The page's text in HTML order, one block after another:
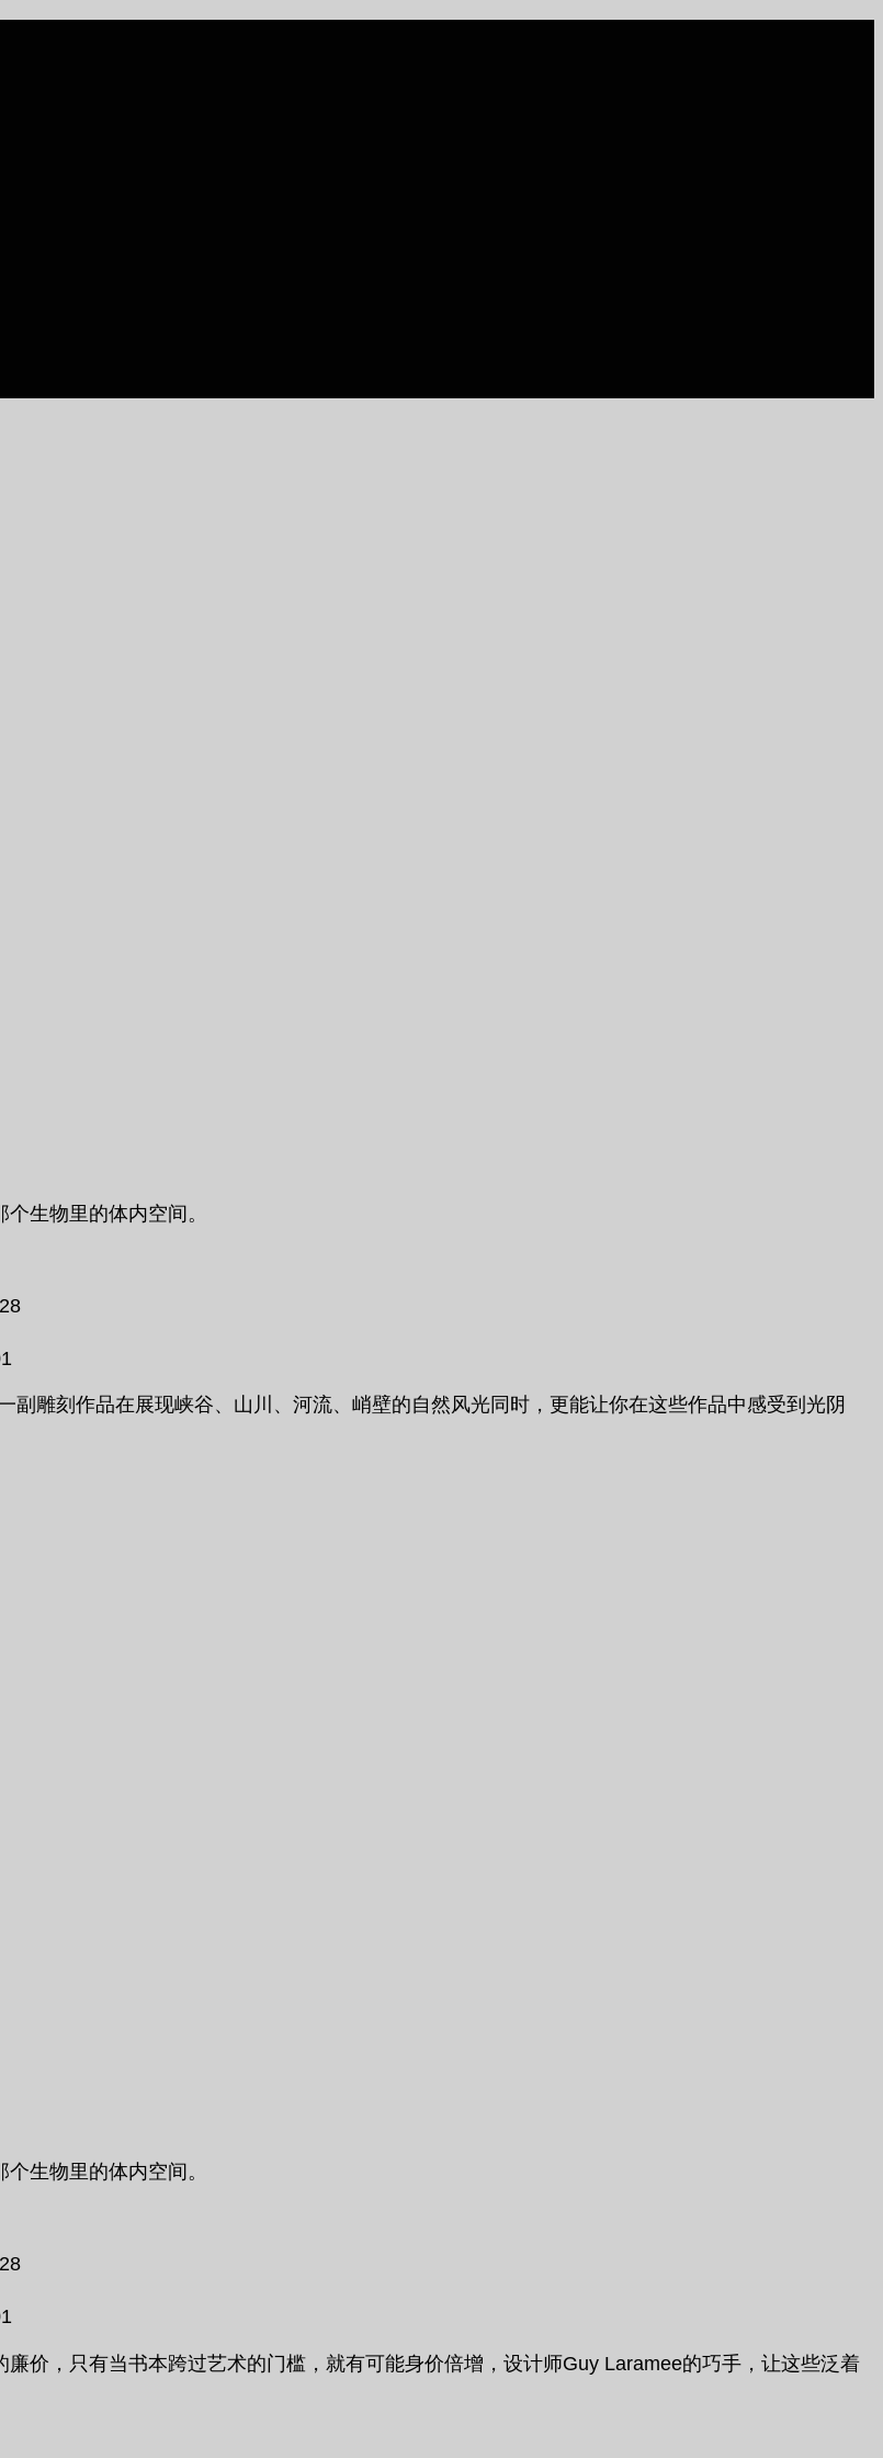
生物里的体内空间。
雕刻作品在展现峡谷、山川、河流、峭壁的自然风光同时，更能让你在这些作品中感受到光阴
生物里的体内空间。
价，只有当书本跨过艺术的门槛，就有可能身价倍增，设计师Guy Laramee的巧手，让这些泛着